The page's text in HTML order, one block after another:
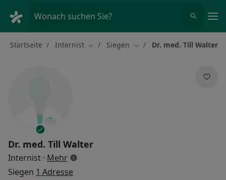
Wonach suchen Sie?
Startseite Internist Stadt ändern
Siegen Stadt ändern
Dr. med. Till Walter
Dr. med. Till Walter
Internist · Mehrüber Spezialisierungen
Siegen 1 Adresse